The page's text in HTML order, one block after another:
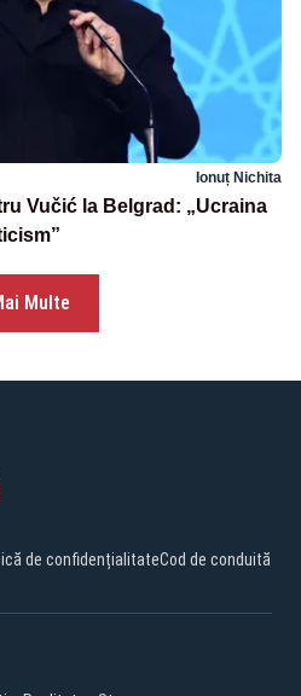
Ionuț Nichita
Vučić la Belgrad: „Ucraina
Multe
de confidențialitateCod de conduită